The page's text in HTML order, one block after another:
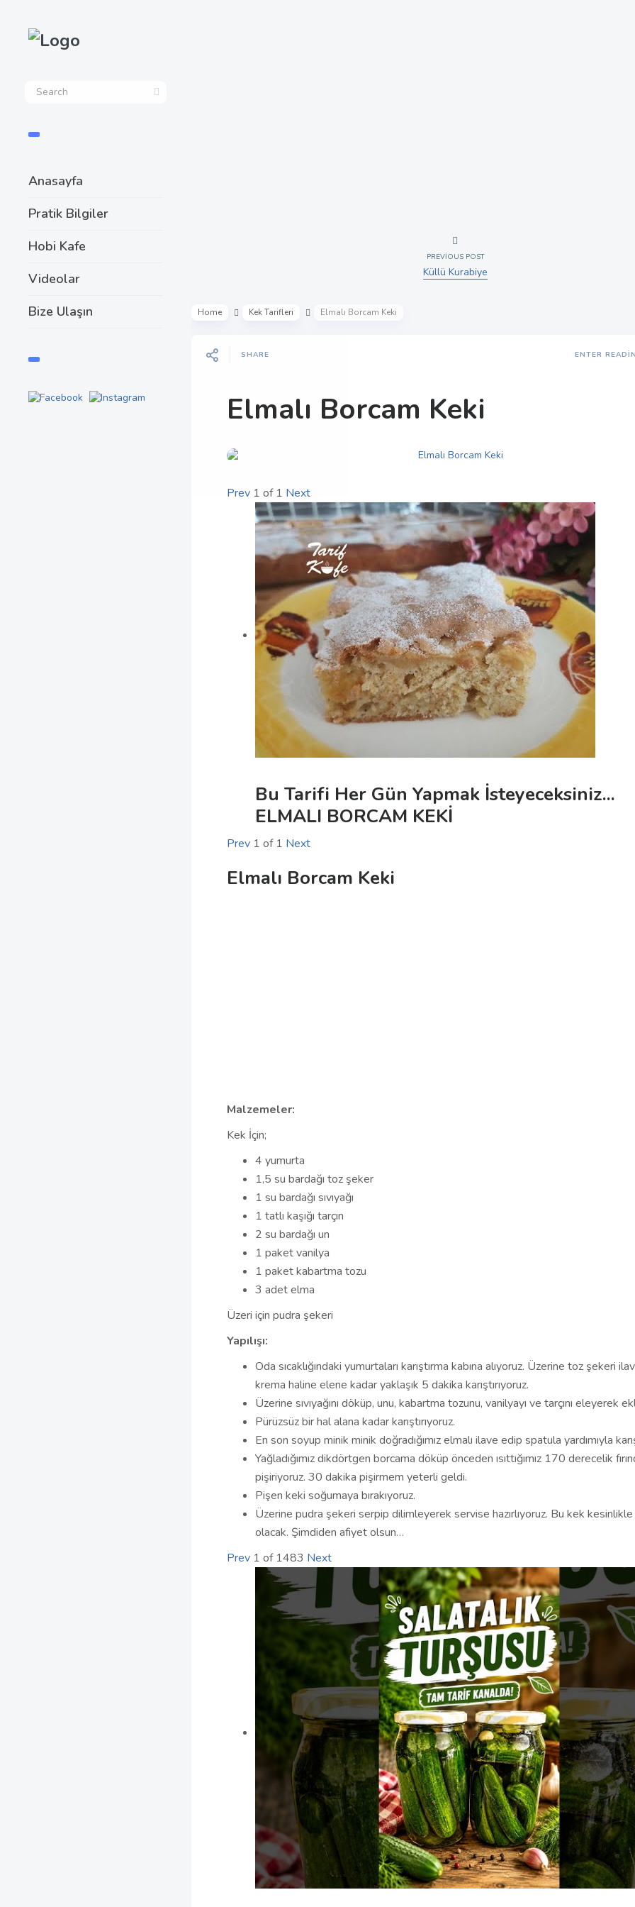
Anasayfa
Pratik Bilgiler
Hobi Kafe
Videolar
Bize Ulaşın
PREVIOUS POST
Küllü Kurabiye
Home Kek Tarifleri Elmalı Borcam Keki
SHARE ENTER
Elmalı Borcam Keki
Prev 1 of 1 Next
Bu Tarifi Her Gün Yapmak İsteyeceksiniz...
ELMALI BORCAM KEKİ
Prev 1 of 1 Next
Elmalı Borcam Keki
Malzemeler:
Kek İçin;
4 yumurta
1,5 su bardağı toz şeker
1 su bardağı sıvıyağı
1 tatlı kaşığı tarçın
2 su bardağı un
1 paket vanilya
1 paket kabartma tozu
3 adet elma
Üzeri için pudra şekeri
Yapılışı:
Oda sıcaklığındaki yumurtaları karıştırma kabına alıyoruz. Üzerine toz şekeri
krema haline elene kadar yaklaşık 5 dakika karıştırıyoruz.
Üzerine sıvıyağını döküp, unu, kabartma tozunu, vanilyayı ve tarçını eleyerek
Pürüzsüz bir hal alana kadar karıştırıyoruz.
En son soyup minik minik doğradığımız elmalı ilave edip spatula yardımıyla
Yağladığımız dikdörtgen borcama döküp önceden ısıttığımız 170 derecelik
pişiriyoruz. 30 dakika pişirmem yeterli geldi.
Pişen keki soğumaya bırakıyoruz.
Üzerine pudra şekeri serpip dilimleyerek servise hazırlıyoruz. Bu kek
olacak. Şimdiden afiyet olsun…
Prev 1 of 1483 Next